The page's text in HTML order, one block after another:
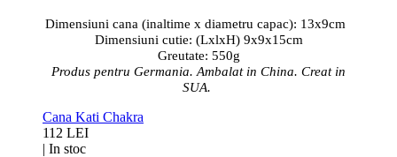
Dimensiuni cana (inaltime x diametru capac): 13x9cm
Dimensiuni cutie: (LxlxH) 9x9x15cm
Greutate: 550g
Produs pentru Germania. Ambalat in China. Creat in
SUA.
Cana Kati Chakra
112 LEI
| In stoc